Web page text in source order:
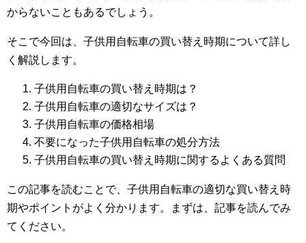
からないこともあるでしょう。
そこで今回は、子供用自転車の買い替え時期について詳し
く解説します。
子供用自転車の買い替え時期は？
子供用自転車の適切なサイズは？
子供用自転車の価格相場
不要になった子供用自転車の処分方法
子供用自転車の買い替え時期に関するよくある質問
この記事を読むことで、子供用自転車の適切な買い替え時
期やポイントがよく分かります。まずは、記事を読んでみ
てください。